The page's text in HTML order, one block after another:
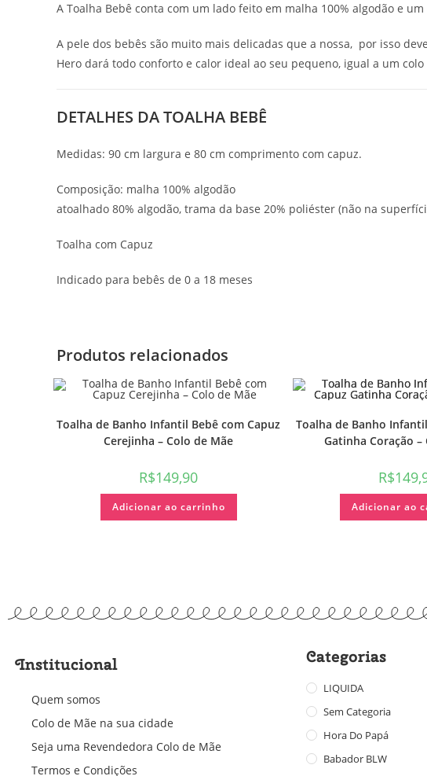
A Toalha Bebê conta com um lado feito em malha 100% algodão e
A pele dos bebês são muito mais delicadas que a nossa, por isso
Hero dará todo conforto e calor ideal ao seu pequeno, igual a um colo
DETALHES DA TOALHA BEBÊ
Medidas: 90 cm largura e 80 cm comprimento com capuz.
Composição: malha 100% algodão
atoalhado 80% algodão, trama da base 20% poliéster (não na
Toalha com Capuz
Indicado para bebês de 0 a 18 meses
Produtos relacionados
Toalha de Banho Infantil Bebê com Capuz
Cerejinha – Colo de Mãe
R$149,90
Adicionar ao carrinho
Toalha de Banho
Gatinha Coração –
R$
Adicionar ao
Institucional
Quem somos
Colo de Mãe na sua cidade
Seja uma Revendedora Colo de Mãe
Termos e Condições
Categorias
LIQUIDA
Sem Categoria
Hora Do Papá
Babador BLW